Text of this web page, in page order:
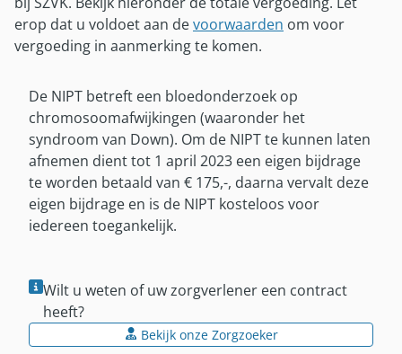
Militair uit dienst
Militaire kinderen
Wereldcollectiviteit
Reservist
Reglement
Verzekeringsreglement
Pilot DTD
Zorg buiten Nederland
Gezinsleden EU
Overig
Afwijkende regelingen vergoedingen
Zorg tijdens plaatsing in VS en Canada
Contactpersonen
Customer service (EN)
Veelgestelde vragen
Wijziging doorgeven
Hulp met betaalproblemen
Inloggen met DigiD
Brochures en formulieren
Brochures en formulieren
Mijn SZVK-app
Over ons
erop dat u voldoet aan devoorwaarden om voor
vergoeding in aanmerking te komen.
De NIPT betreft een bloedonderzoek op
chromosoomafwijkingen (waaronder het
syndroom van Down). Om de NIPT te kunnen laten
afnemen dient tot 1 april 2023 een eigen bijdrage
te worden betaald van € 175,-, daarna vervalt deze
eigen bijdrage en is de NIPT kosteloos voor
iedereen toegankelijk.
Wilt u weten of uw zorgverlener een contract
heeft?
Bekijk onze Zorgzoeker